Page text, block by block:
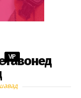
VIP